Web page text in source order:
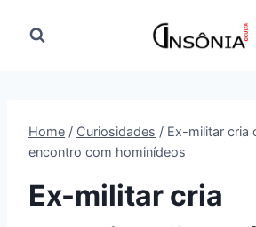
para
Home / Curiosidades / Ex-militar cria
encontro com hominídeos
Ex-militar cria